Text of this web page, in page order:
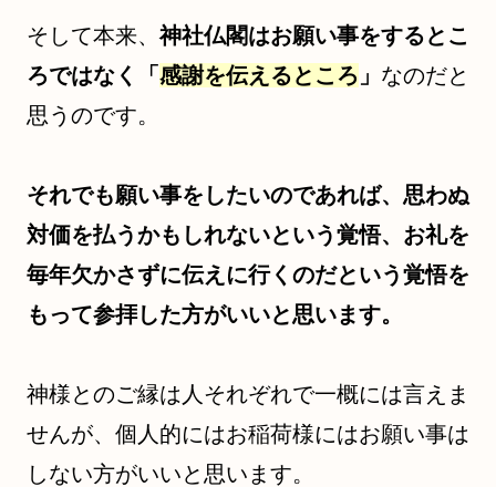
そして本来、神社仏閣はお願い事をするとこ
ろではなく「感謝を伝えるところ 」 なのだと
思うのです。
それでも願い事をしたいのであれば、思わぬ
対価を払うかもしれないという覚悟、お礼を
毎年欠かさずに伝えに行くのだという覚悟を
もって参拝した方がいいと思います。
神様とのご縁は人それぞれで一概には言えま
せんが、個人的にはお稲荷様にはお願い事は
しない方がいいと思います。